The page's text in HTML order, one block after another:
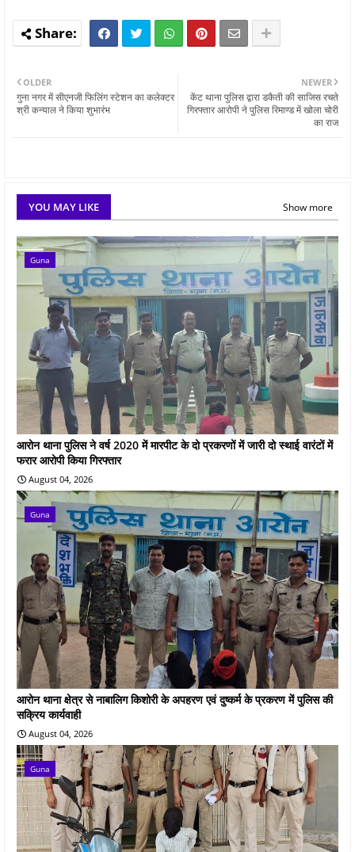
NEWER
केंट थाना पुलिस द्वारा डकैती की साजिस रचते
गिरफ्तार आरोपी ने पुलिस रिमाण्ड में खोला चोरी
का राज
OLDER
गुना नगर में सीएनजी फिलिंग स्टेशन का कलेक्टर
श्री कन्याल ने किया शुभारंभ
YOU MAY LIKE Show more
Guna
आरोन थाना पुलिस ने वर्ष 2020 में मारपीट के दो प्रकरणों में जारी दो स्थाई वारंटों में
फरार आरोपी किया गिरफ्तार
August 04, 2026
Guna
आरोन थाना क्षेत्र से नाबालिग किशोरी के अपहरण एवं दुष्कर्म के प्रकरण में पुलिस की
सक्रिय कार्यवाही
August 04, 2026
Guna